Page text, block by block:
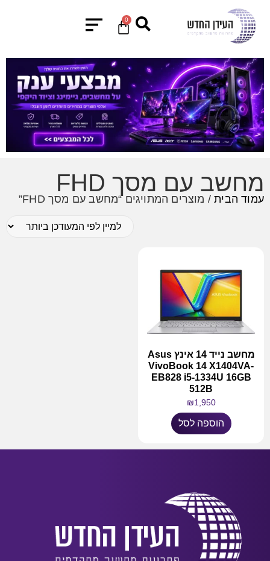
0
מחשב עם מסך FHD
עמוד הבית/ מוצרים המתויגים “מחשב עם מסך FHD”
מחשב נייד 14 אינץ Asus
VivoBook 14 X1404VA-
EB828 i5-1334U 16GB
512B
₪1,950
הוספה לסל